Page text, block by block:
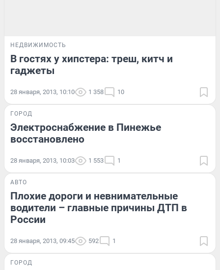
НЕДВИЖИМОСТЬ
В гостях у хипстера: треш, китч и
гаджеты
28 января, 2013, 10:10 1 358 10
ГОРОД
Электроснабжение в Пинежье
восстановлено
28 января, 2013, 10:03 1 553 1
АВТО
Плохие дороги и невнимательные
водители – главные причины ДТП в
России
28 января, 2013, 09:45 592 1
ГОРОД